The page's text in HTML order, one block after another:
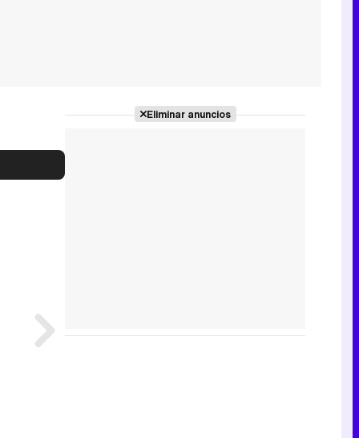
Eliminar anuncios